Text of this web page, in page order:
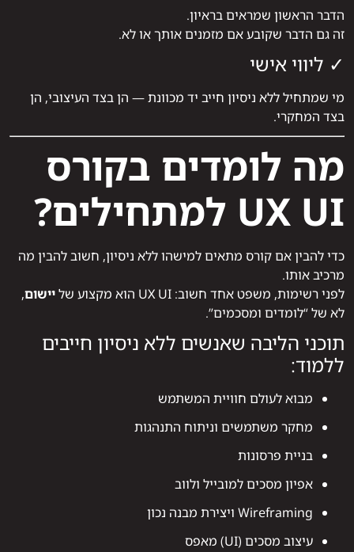
הדבר הראשון שמראים בראיון.
זה גם הדבר שקובע אם מזמנים אותך או לא.
✓ ליווי אישי
מי שמתחיל ללא ניסיון חייב יד מכוונת — הן בצד העיצובי, הן
בצד המחקרי.
מה לומדים בקורס
UX UI למתחילים?
כדי להבין אם קורס מתאים למישהו ללא ניסיון, חשוב להבין מה
מרכיב אותו.
לפני רשימות, משפט אחד חשוב: UX UI הוא מקצוע של
יישום,
לא של “לומדים ומסכמים”.
תוכני הליבה שאנשים ללא ניסיון חייבים
ללמוד:
מבוא לעולם חוויית המשתמש
מחקר משתמשים וניתוח התנהגות
בניית פרסונות
אפיון מסכים למובייל ולווב
Wireframing ויצירת מבנה נכון
עיצוב מסכים (UI) מאפס